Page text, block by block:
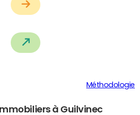
Méthodologie
à Guilvinec